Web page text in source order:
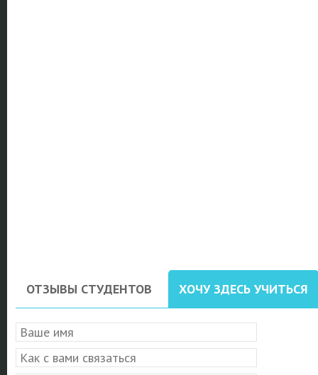
ОТЗЫВЫ СТУДЕНТОВ ХОЧУ ЗДЕСЬ УЧИТЬСЯ